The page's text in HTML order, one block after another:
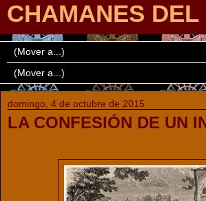
CHAMANES DEL
domingo, 4 de octubre de 2015
LA CONFESIÓN DE UN